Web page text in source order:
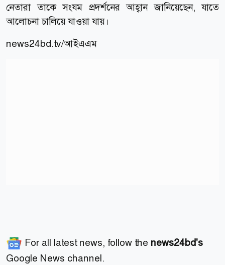
নেতারা তাকে সংযম প্রদর্শনের আহ্বান জানিয়েছেন, যাতে
আলোচনা চালিয়ে যাওয়া যায়।
news24bd.tv/আইএএম
For all latest news, follow the news24bd's
Google News channel.